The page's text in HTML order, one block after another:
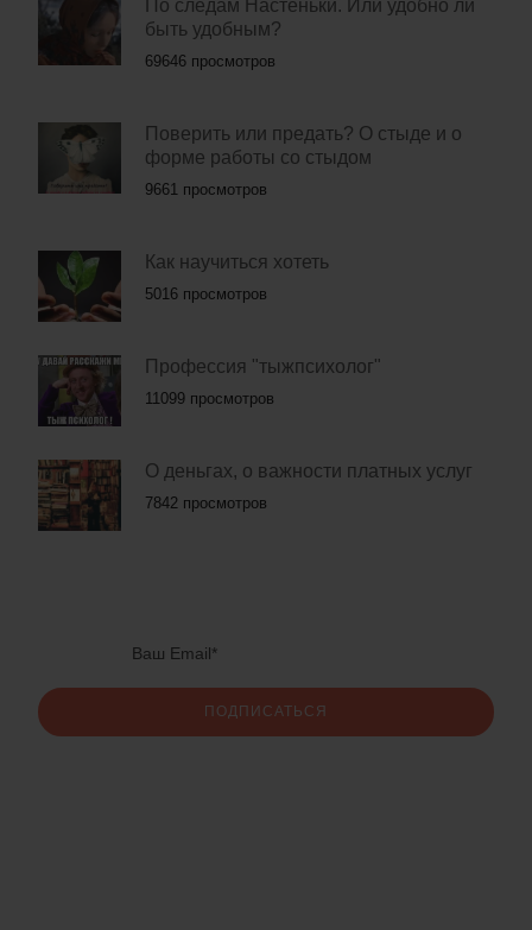
По следам Настеньки. Или удобно ли
быть удобным?
69646 просмотров
Поверить или предать? О стыде и о
форме работы со стыдом
9661 просмотров
Как научиться хотеть
5016 просмотров
Профессия "тыжпсихолог"
11099 просмотров
О деньгах, о важности платных услуг
7842 просмотров
ПОДПИСАТЬСЯ